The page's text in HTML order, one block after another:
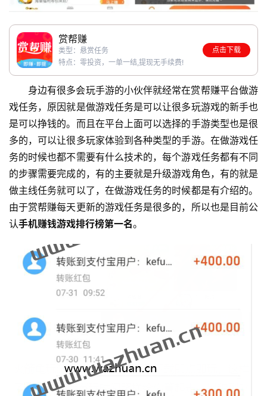
赏帮赚
类型：悬赏任务
特点：零投资，一单一结,提现无手续费!
点击下载
身边有很多会玩手游的小伙伴就经常在赏帮赚平台做游
戏任务，原因就是做游戏任务是可以让很多玩游戏的新手也
是可以挣钱的。而且在平台上面可以选择的手游类型也是很
多的，可以让很多玩家体验到各种类型的手游。在做游戏任
务的时候也都不需要有什么技术的，每个游戏任务都有不同
的步骤需要完成的，有的主要就是升级游戏角色，有的就是
做主线任务就可以了，在做游戏任务的时候都是有介绍的。
由于赏帮赚每天更新的游戏任务是很多的，所以也是目前公
认手机赚钱游戏排行榜第一名。